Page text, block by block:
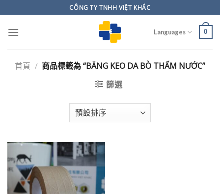
to
content
CÔNG TY TNHH VIỆT KHẮC
Languages 0
首頁 / 商品標籤為 “BĂNG KEO DA BÒ THẤM NƯỚC”
篩選